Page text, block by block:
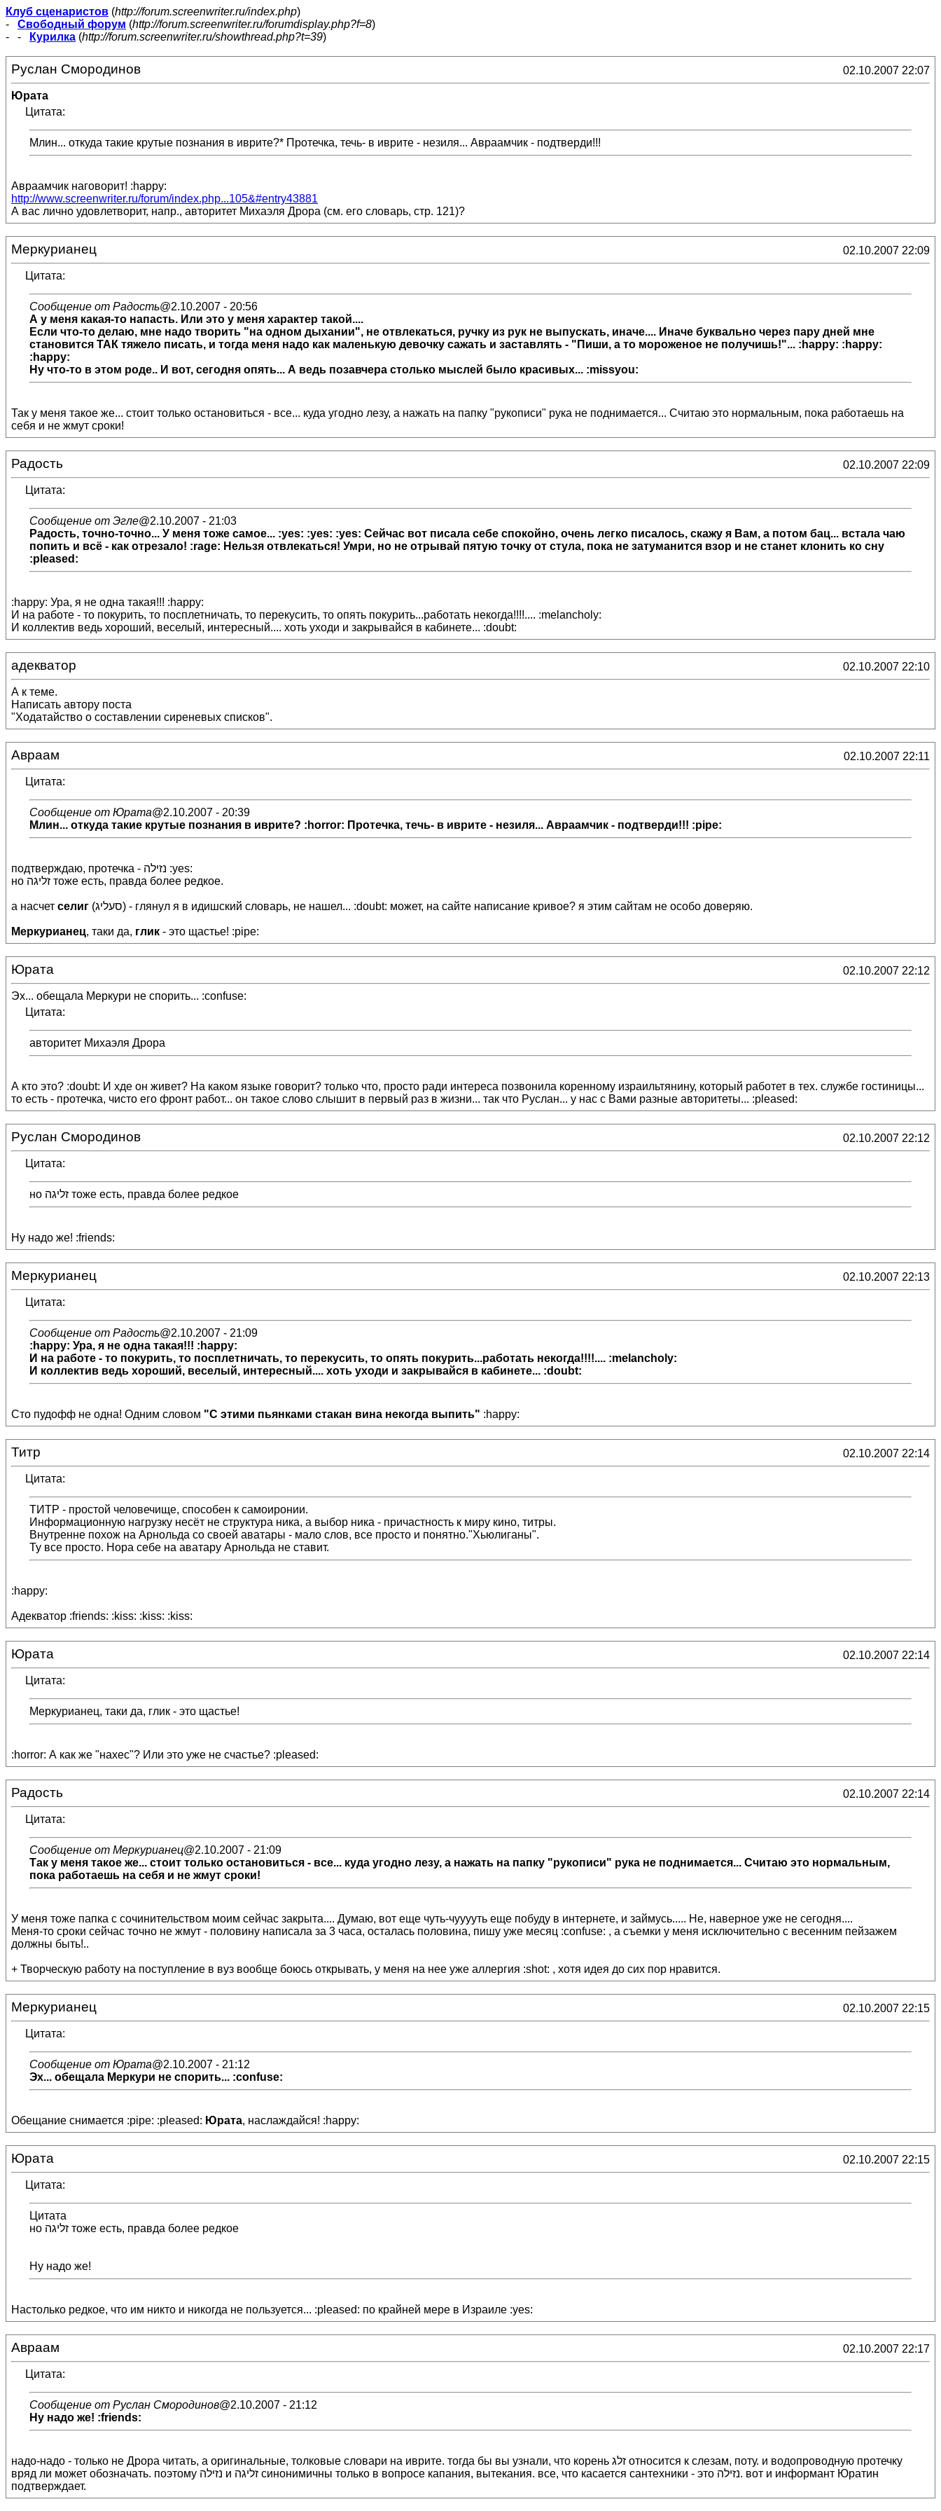
Клуб сценаристов (http://forum.screenwriter.ru/index.php)
- Свободный форум (http://forum.screenwriter.ru/forumdisplay.php?f=8)
- -
Курилка (http://forum.screenwriter.ru/showthread.php?t=39)
Руслан Смородинов 02.10.2007 22:07
Юрата
Цитата:
Млин... откуда такие крутые познания в иврите?* Протечка, течь- в иврите - незиля... Авраамчик - подтверди!!!
Авраамчик наговорит! :happy:
http://www.screenwriter.ru/forum/index.php...105&#entry43881
А вас лично удовлетворит, напр., авторитет Михаэля Дрора (см. его словарь, стр. 121)?
Меркурианец 02.10.2007 22:09
Цитата:
Сообщение от Радость@2.10.2007 - 20:56
А у меня какая-то напасть. Или это у меня характер такой....
Если что-то делаю, мне надо творить "на одном дыхании", не отвлекаться, ручку из рук не выпускать, иначе.... Иначе буквально через пару дней мне
становится ТАК тяжело писать, и тогда меня надо как маленькую девочку сажать и заставлять - "Пиши, а то мороженое не получишь!"... :happy: :happy:
:happy:
Ну что-то в этом роде.. И вот, сегодня опять... А ведь позавчера столько мыслей было красивых... :missyou:
Так у меня такое же... стоит только остановиться - все... куда угодно лезу, а нажать на папку "рукописи" рука не поднимается... Считаю это нормальным, пока работаешь на
себя и не жмут сроки!
Радость 02.10.2007 22:09
Цитата:
Сообщение от Эгле@2.10.2007 - 21:03
Радость, точно-точно... У меня тоже самое... :yes: :yes: :yes: Сейчас вот писала себе спокойно, очень легко писалось, скажу я Вам, а потом бац... встала чаю
попить и всё - как отрезало! :rage: Нельзя отвлекаться! Умри, но не отрывай пятую точку от стула, пока не затуманится взор и не станет клонить ко сну
:pleased:
:happy: Ура, я не одна такая!!! :happy:
И на работе - то покурить, то посплетничать, то перекусить, то опять покурить...работать некогда!!!!.... :melancholy:
И коллектив ведь хороший, веселый, интересный.... хоть уходи и закрывайся в кабинете... :doubt:
адекватор 02.10.2007 22:10
А к теме.
Написать автору поста
"Ходатайство о составлении сиреневых списков".
Авраам 02.10.2007 22:11
Цитата:
Сообщение от Юрата@2.10.2007 - 20:39
Млин... откуда такие крутые познания в иврите? :horror: Протечка, течь- в иврите - незиля... Авраамчик - подтверди!!! :pipe:
подтверждаю, протечка - נזילה :yes:
но זליגה тоже есть, правда более редкое.
а насчет селиг (סעליג) - глянул я в идишский словарь, не нашел... :doubt: может, на сайте написание кривое? я этим сайтам не особо доверяю.
Меркурианец, таки да, глик - это щастье! :pipe:
Юрата 02.10.2007 22:12
Эх... обещала Меркури не спорить... :confuse:
Цитата:
авторитет Михаэля Дрора
А кто это? :doubt: И хде он живет? На каком языке говорит? только что, просто ради интереса позвонила коренному израильтянину, который работет в тех. службе гостиницы...
то есть - протечка, чисто его фронт работ... он такое слово слышит в первый раз в жизни... так что Руслан... у нас с Вами разные авторитеты... :pleased:
Руслан Смородинов 02.10.2007 22:12
Цитата:
но זליגה тоже есть, правда более редкое
Ну надо же! :friends:
Меркурианец 02.10.2007 22:13
Цитата:
Сообщение от Радость@2.10.2007 - 21:09
:happy: Ура, я не одна такая!!! :happy:
И на работе - то покурить, то посплетничать, то перекусить, то опять покурить...работать некогда!!!!.... :melancholy:
И коллектив ведь хороший, веселый, интересный.... хоть уходи и закрывайся в кабинете... :doubt:
Сто пудофф не одна! Одним словом "С этими пьянками стакан вина некогда выпить" :happy:
Титр 02.10.2007 22:14
Цитата:
ТИТР - простой человечище, способен к самоиронии.
Информационную нагрузку несёт не структура ника, а выбор ника - причастность к миру кино, титры.
Внутренне похож на Арнольда со своей аватары - мало слов, все просто и понятно."Хьюлиганы".
Ту все просто. Нора себе на аватару Арнольда не ставит.
:happy:
Адекватор :friends: :kiss: :kiss: :kiss:
Юрата 02.10.2007 22:14
Цитата:
Меркурианец, таки да, глик - это щастье!
:horror: А как же "нахес"? Или это уже не счастье? :pleased:
Радость 02.10.2007 22:14
Цитата:
Сообщение от Меркурианец@2.10.2007 - 21:09
Так у меня такое же... стоит только остановиться - все... куда угодно лезу, а нажать на папку "рукописи" рука не поднимается... Считаю это нормальным,
пока работаешь на себя и не жмут сроки!
У меня тоже папка с сочинительством моим сейчас закрыта.... Думаю, вот еще чуть-чууууть еще побуду в интернете, и займусь..... Не, наверное уже не сегодня....
Меня-то сроки сейчас точно не жмут - половину написала за 3 часа, осталась половина, пишу уже месяц :confuse: , а съемки у меня исключительно с весенним пейзажем
должны быть!..
+ Творческую работу на поступление в вуз вообще боюсь открывать, у меня на нее уже аллергия :shot: , хотя идея до сих пор нравится.
Меркурианец 02.10.2007 22:15
Цитата:
Сообщение от Юрата@2.10.2007 - 21:12
Эх... обещала Меркури не спорить... :confuse:
Обещание снимается :pipe: :pleased: Юрата, наслаждайся! :happy:
Юрата 02.10.2007 22:15
Цитата:
Цитата
но זליגה тоже есть, правда более редкое
Ну надо же!
Настолько редкое, что им никто и никогда не пользуется... :pleased: по крайней мере в Израиле :yes:
Авраам 02.10.2007 22:17
Цитата:
Сообщение от Руслан Смородинов@2.10.2007 - 21:12
Ну надо же! :friends:
надо-надо - только не Дрора читать, а оригинальные, толковые словари на иврите. тогда бы вы узнали, что корень זלג относится к слезам, поту. и водопроводную протечку
вряд ли может обозначать. поэтому נזילה и זליגה синонимичны только в вопросе капания, вытекания. все, что касается сантехники - это נזילה. вот и информант Юратин
подтверждает.